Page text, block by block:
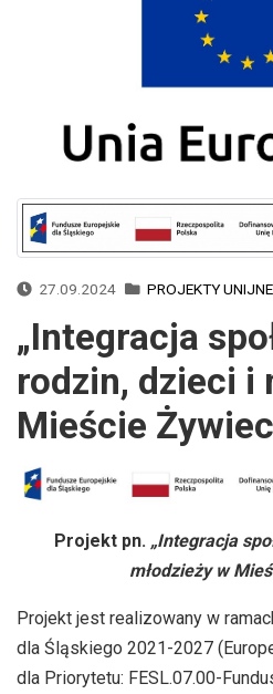
27.09.2024 PROJEKTY UNIJNE
„Integracja
rodzin, dzieci i
Mieście
Projekt pn. „Integracja
młodzieży w
Projekt jest realizowany w
dla Śląskiego 2021-2027
dla Priorytetu: FESL.07.00-